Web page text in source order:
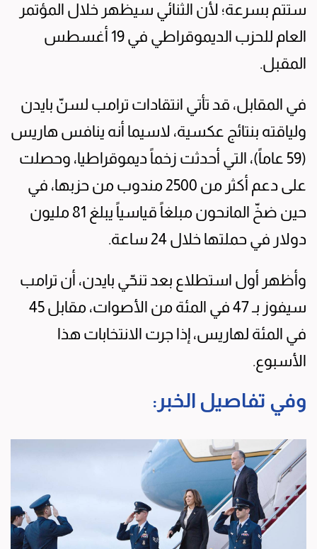
ستتم بسرعة؛ لأن الثنائي سيظهر خلال المؤتمر
العام للحزب الديموقراطي في 19 أغسطس
المقبل.
في المقابل، قد تأتي انتقادات ترامب لسنّ بايدن
ولياقته بنتائج عكسية، لاسيما أنه ينافس هاريس
(59 عاماً)، التي أحدثت زخماً ديموقراطيا، وحصلت
على دعم أكثر من 2500 مندوب من حزبها، في
حين ضخّ المانحون مبلغاً قياسياً يبلغ 81 مليون
دولار في حملتها خلال 24 ساعة.
وأظهر أول استطلاع بعد تنحّي بايدن، أن ترامب
سيفوز بـ 47 في المئة من الأصوات، مقابل 45
في المئة لهاريس، إذا جرت الانتخابات هذا
الأسبوع.
وفي تفاصيل الخبر: